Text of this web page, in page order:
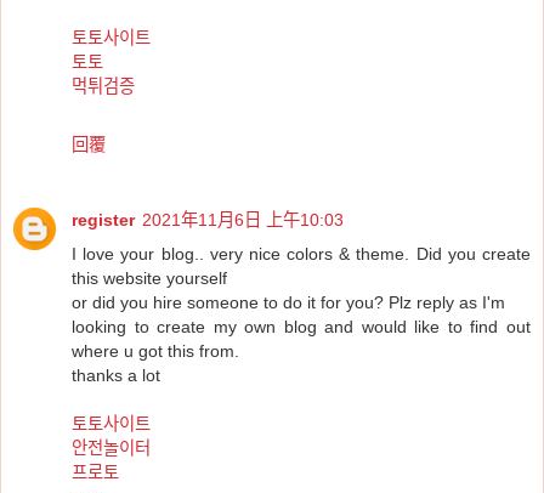
토토사이트
토토
먹튀검증
回覆
register 2021年11月6日 上午10:03
I love your blog.. very nice colors & theme. Did you create
this website yourself
or did you hire someone to do it for you? Plz reply as I'm
looking to create my own blog and would like to find out
where u got this from.
thanks a lot
토토사이트
안전놀이터
프로토